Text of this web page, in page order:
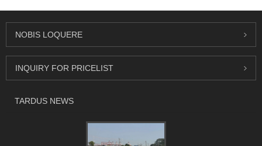
NOBIS LOQUERE
INQUIRY FOR PRICELIST
TARDUS NEWS